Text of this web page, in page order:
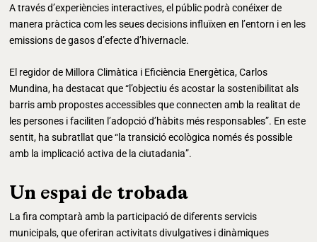
A través d’experiències interactives, el públic podrà conéixer de
manera pràctica com les seues decisions influïxen en l’entorn i en les
emissions de gasos d’efecte d’hivernacle.
El regidor de Millora Climàtica i Eficiència Energètica, Carlos
Mundina, ha destacat que “l’objectiu és acostar la sostenibilitat als
barris amb propostes accessibles que connecten amb la realitat de
les persones i faciliten l’adopció d’hàbits més responsables”. En este
sentit, ha subratllat que “la transició ecològica només és possible
amb la implicació activa de la ciutadania”.
Un espai de trobada
La fira comptarà amb la participació de diferents servicis
municipals, que oferiran activitats divulgatives i dinàmiques